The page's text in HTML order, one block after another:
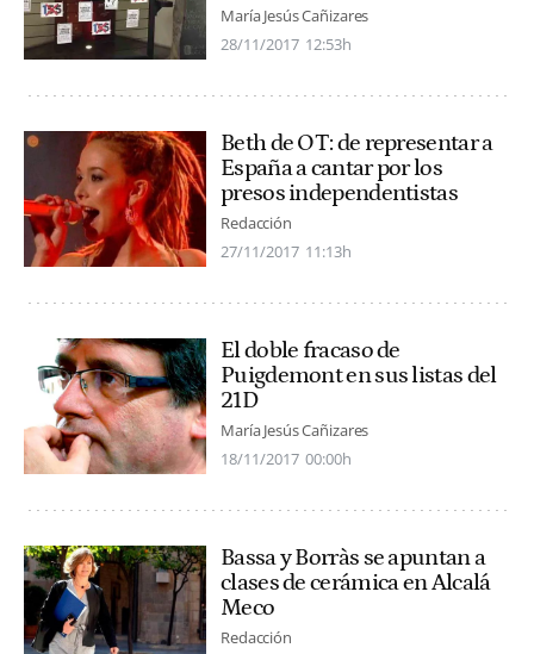
María Jesús Cañizares
28/11/2017 12:53h
Beth de OT: de representar a
España a cantar por los
presos independentistas
Redacción
27/11/2017 11:13h
El doble fracaso de
Puigdemont en sus listas del
21D
María Jesús Cañizares
18/11/2017 00:00h
Bassa y Borràs se apuntan a
clases de cerámica en Alcalá
Meco
Redacción